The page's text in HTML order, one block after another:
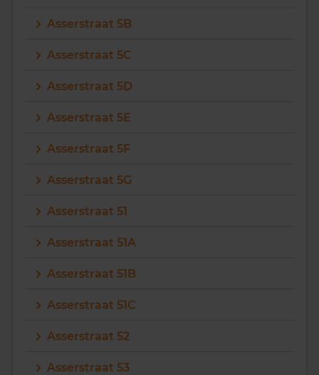
Asserstraat 5B
Asserstraat 5C
Asserstraat 5D
Asserstraat 5E
Asserstraat 5F
Asserstraat 5G
Asserstraat 51
Asserstraat 51A
Asserstraat 51B
Asserstraat 51C
Asserstraat 52
Asserstraat 53